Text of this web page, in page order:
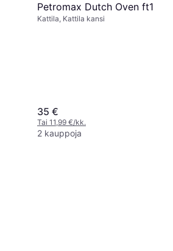
Petromax Dutch Oven ft1
Kattila, Kattila kansi
35 €
Tai 11,99 €/kk.
2 kauppoja